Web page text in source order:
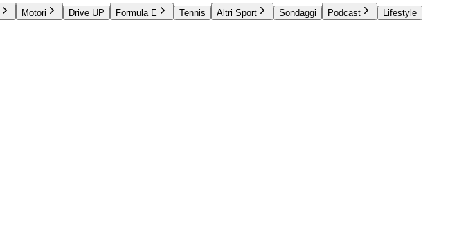
Motori Drive UP Formula E Tennis Altri Sport Sondaggi Podcast
Lifestyle